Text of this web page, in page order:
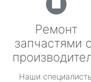
Ремонт
запчастями
Наши